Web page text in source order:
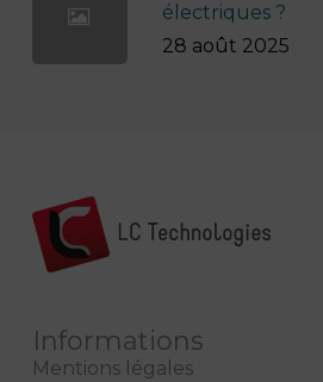
électriques ?
28 août 2025
Informations
Mentions légales